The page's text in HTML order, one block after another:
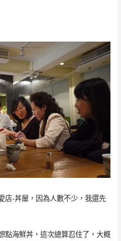
店-丼屋，因為人數不少，我還先
點海鮮丼，這次總算忍住了，大概